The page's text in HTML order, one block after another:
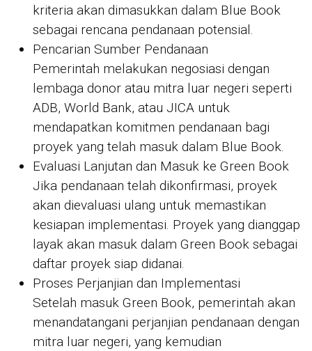
kriteria akan dimasukkan dalam Blue Book
sebagai rencana pendanaan potensial.
Pencarian Sumber Pendanaan
Pemerintah melakukan negosiasi dengan
lembaga donor atau mitra luar negeri seperti
ADB, World Bank, atau JICA untuk
mendapatkan komitmen pendanaan bagi
proyek yang telah masuk dalam Blue Book.
Evaluasi Lanjutan dan Masuk ke Green Book
Jika pendanaan telah dikonfirmasi, proyek
akan dievaluasi ulang untuk memastikan
kesiapan implementasi. Proyek yang dianggap
layak akan masuk dalam Green Book sebagai
daftar proyek siap didanai.
Proses Perjanjian dan Implementasi
Setelah masuk Green Book, pemerintah akan
menandatangani perjanjian pendanaan dengan
mitra luar negeri, yang kemudian